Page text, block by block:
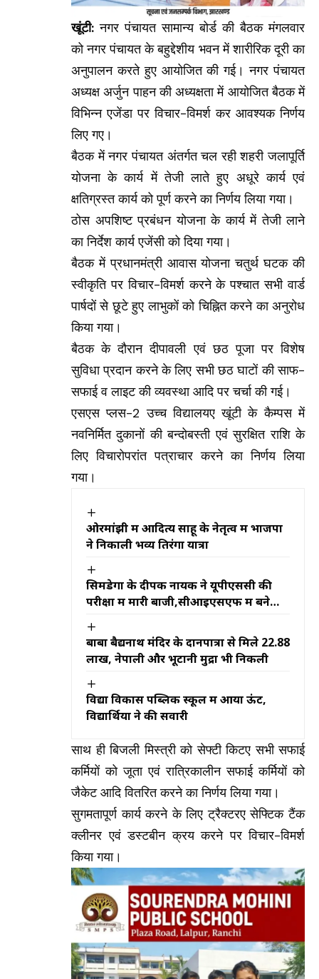
खूंटी: नगर पंचायत सामान्य बोर्ड की बैठक मंगलवार
को नगर पंचायत के बहुद्देशीय भवन में शारीरिक दूरी का
अनुपालन करते हुए आयोजित की गई। नगर पंचायत
अध्यक्ष अर्जुन पाहन की अध्यक्षता में आयोजित बैठक में
विभिन्न एजेंडा पर विचार-विमर्श कर आवश्यक निर्णय
लिए गए।
बैठक में नगर पंचायत अंतर्गत चल रही शहरी जलापूर्ति
योजना के कार्य में तेजी लाते हुए अधूरे कार्य एवं
क्षतिग्रस्त कार्य को पूर्ण करने का निर्णय लिया गया।
ठोस अपशिष्ट प्रबंधन योजना के कार्य में तेजी लाने
का निर्देश कार्य एजेंसी को दिया गया।
बैठक में प्रधानमंत्री आवास योजना चतुर्थ घटक की
स्वीकृति पर विचार-विमर्श करने के पश्चात सभी वार्ड
पार्षदों से छूटे हुए लाभुकों को चिह्नित करने का अनुरोध
किया गया।
बैठक के दौरान दीपावली एवं छठ पूजा पर विशेष
सुविधा प्रदान करने के लिए सभी छठ घाटों की साफ-
सफाई व लाइट की व्यवस्था आदि पर चर्चा की गई।
एसएस प्लस-2 उच्च विद्यालयए खूंटी के कैम्पस में
नवनिर्मित दुकानों की बन्दोबस्ती एवं सुरक्षित राशि के
लिए विचारोपरांत पत्राचार करने का निर्णय लिया
गया।
ओरमांझी में आदित्य साहू के नेतृत्व में भाजपा
ने निकाली भव्य तिरंगा यात्रा
सिमडेगा के दीपक नायक ने यूपीएससी की
परीक्षा में मारी बाजी,सीआइएसएफ में बने
बाबा बैद्यनाथ मंदिर के दानपात्रों से मिले ₹22.88
लाख, नेपाली और भूटानी मुद्रा भी निकली
विद्या विकास पब्लिक स्कूल में आया ऊंट,
विद्यार्थियों ने की सवारी
साथ ही बिजली मिस्त्री को सेफ्टी किटए सभी सफाई
कर्मियों को जूता एवं रात्रिकालीन सफाई कर्मियों को
जैकेट आदि वितरित करने का निर्णय लिया गया।
सुगमतापूर्ण कार्य करने के लिए ट्रैक्टरए सेफ्टिक टैंक
क्लीनर एवं डस्टबीन क्रय करने पर विचार-विमर्श
किया गया।